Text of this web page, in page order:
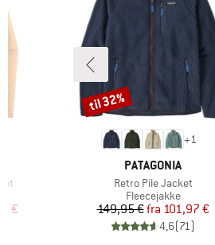
€
+1
MÆRKE
PATAGONIA
Artikel
Retro Pile Jacket
Produktgruppe
Fleecejakke
Pris
149,95 € Nedsat pris
fra 101,97 €
4,6(71)
Rabat
til 32%